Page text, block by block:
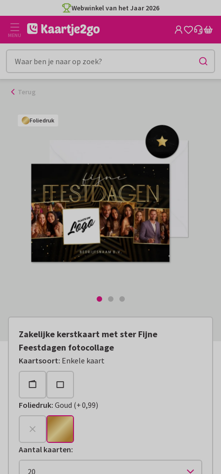
naar
inhoud
Webwinkel van het Jaar 2026
MENU
Terug
Foliedruk
Foliedruk
Foliedruk
Zakelijke kerstkaart met ster Fijne
Feestdagen fotocollage
Kaartsoort: Enkele kaart
Foliedruk: Goud (
+€ 0,99
+0,99)
Aantal kaarten: